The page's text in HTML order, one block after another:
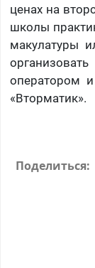
ценах на
школы
макулатуры
оператором
«Вторматик».
Поделиться: